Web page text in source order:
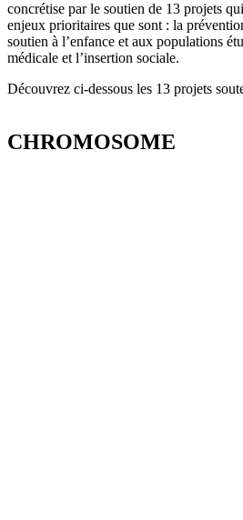
concrétise par le soutien de 13 projets
enjeux prioritaires que sont : la
soutien à l’enfance et aux populations
médicale et l’insertion sociale.
Découvrez ci-dessous les 13 projets
CHROMOSOME